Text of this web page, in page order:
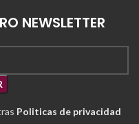
NEWSLETTER
Politicas de privacidad